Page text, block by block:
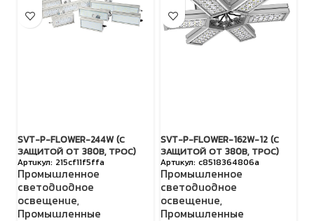
SVT-P-FLOWER-244W (С
ЗАЩИТОЙ ОТ 380В, ТРОС)
215cf11f5ffa
Промышленное
светодиодное
освещение,
Промышленные
SVT-P-FLOWER-162W-12 (С
ЗАЩИТОЙ ОТ 380В, ТРОС)
c8518364806a
Промышленное
светодиодное
освещение,
Промышленные